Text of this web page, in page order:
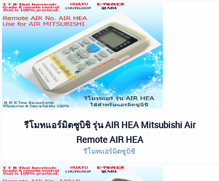
รีโมทแอร์มิตซูบิชิ รุ่น AIR HEA Mitsubishi Air
Remote AIR HEA
รีโมทแอร์มิตซูบิชิ